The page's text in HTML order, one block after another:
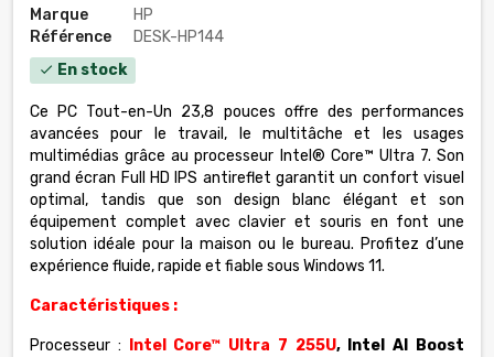
Marque
HP
Référence
DESK-HP144
check En stock
Ce PC Tout-en-Un 23,8 pouces offre des performances
avancées pour le travail, le multitâche et les usages
multimédias grâce au processeur Intel® Core™ Ultra 7. Son
grand écran Full HD IPS antireflet garantit un confort visuel
optimal, tandis que son design blanc élégant et son
équipement complet avec clavier et souris en font une
solution idéale pour la maison ou le bureau. Profitez d’une
expérience fluide, rapide et fiable sous Windows 11.
Caractéristiques :
Processeur : Intel Core™ Ultra 7 255U, Intel AI Boost